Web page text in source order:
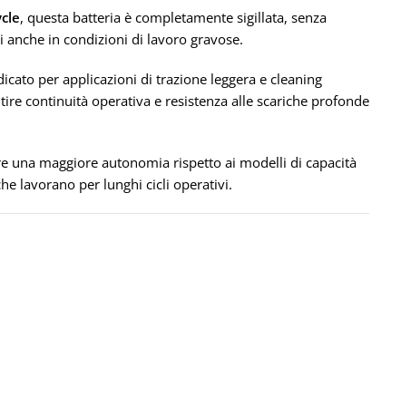
, questa batteria è completamente sigillata, senza
in condizioni di lavoro gravose.
per applicazioni di trazione leggera e cleaning
continuità operativa e resistenza alle scariche profonde
una maggiore autonomia rispetto ai modelli di capacità
lavorano per lunghi cicli operativi.